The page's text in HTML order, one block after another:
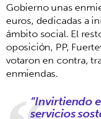
Gobierno unas
euros, dedicadas a
ámbito social. El
oposición, PP,
votaron en contra,
enmiendas.
“Invirtiendo
servicios